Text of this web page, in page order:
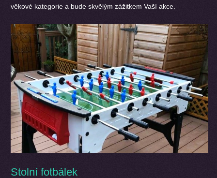
věkové kategorie a bude skvělým zážitkem Vaší akce.
Stolní fotbálek